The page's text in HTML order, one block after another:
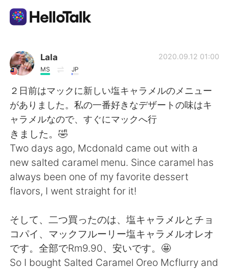
Appli d'échange linguistique
AI Grammar Checker
Français
English 简体中文
繁體中文 Español
日本語 한국어
Русский ไทย
Lala
MS JP
2020.09.12 01:00
２日前はマックに新しい塩キャラメルのメニュー
がありました。私の一番好きなデザートの味はキ
ャラメルなので、すぐにマックへ行
きました。🤣
Two days ago, Mcdonald came out with a
new salted caramel menu. Since caramel has
always been one of my favorite dessert
flavors, I went straight for it!
そして、二つ買ったのは、塩キャラメルとチョ
コパイ、マックフルーリー塩キャラメルオレオ
です。全部でRm9.90、安いです。🤩
So I bought Salted Caramel Oreo Mcflurry and